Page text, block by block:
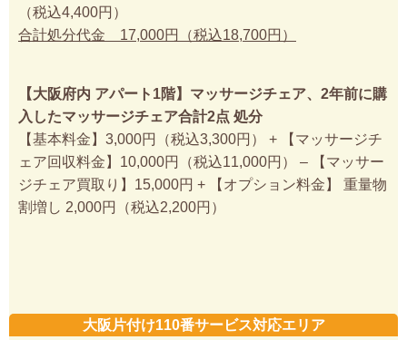
（税込4,400円）
合計処分代金 17,000円（税込18,700円）
【大阪府内 アパート1階】マッサージチェア、2年前に購
入したマッサージチェア合計2点 処分
【基本料金】3,000円（税込3,300円） + 【マッサージチ
ェア回収料金】10,000円（税込11,000円） – 【マッサー
ジチェア買取り】15,000円 + 【オプション料金】 重量物
割増し 2,000円（税込2,200円）
大阪片付け110番サービス対応エリア